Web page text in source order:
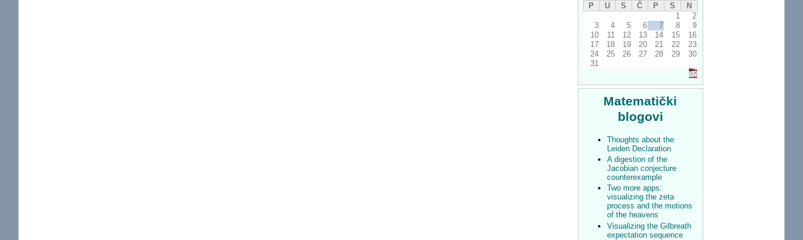
P
U S Č P S
N
1
2
3
4 5 6 7 8
9
10
11 12 13 14 15
16
17
18 19 20 21 22
23
24
25 26 27 28 29
30
31
Matematički
blogovi
Thoughts about the
Leiden Declaration
A digestion of the
Jacobian conjecture
counterexample
Two more apps:
visualizing the zeta
process and the motions
of the heavens
Visualizing the Gilbreath
expectation sequence